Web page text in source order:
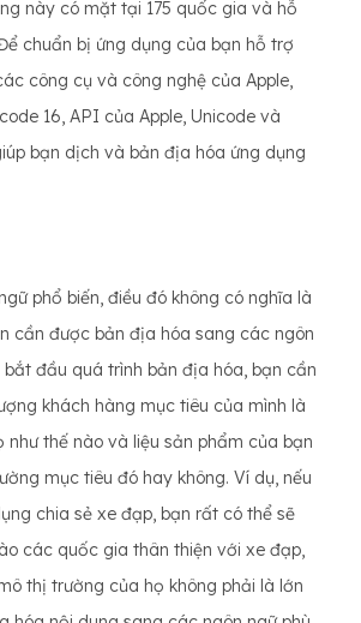
này có mặt tại 175 quốc gia và hỗ
chuẩn bị ứng dụng của bạn hỗ trợ
công cụ và công nghệ của Apple,
16, API của Apple, Unicode và
bạn dịch và bản địa hóa ứng dụng
phổ biến, điều đó không có nghĩa là
cần được bản địa hóa sang các ngôn
bắt đầu quá trình bản địa hóa, bạn cần
khách hàng mục tiêu của mình là
như thế nào và liệu sản phẩm của bạn
mục tiêu đó hay không. Ví dụ, nếu
chia sẻ xe đạp, bạn rất có thể sẽ
các quốc gia thân thiện với xe đạp,
thị trường của họ không phải là lớn